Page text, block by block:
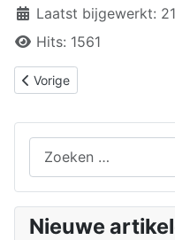
Laatst bijgewerkt:
Hits: 1561
Vorig artikel:
Vorige
Nieuwe